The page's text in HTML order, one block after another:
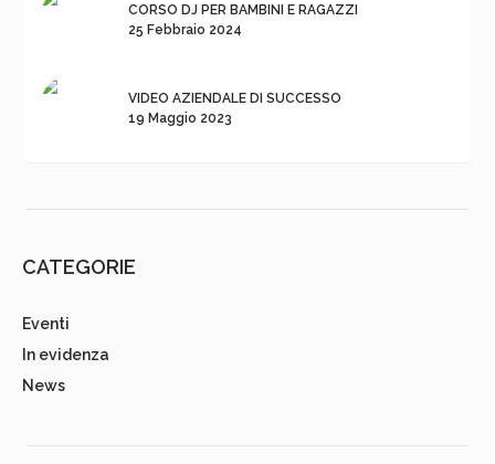
CORSO DJ PER BAMBINI E RAGAZZI
25 Febbraio 2024
VIDEO AZIENDALE DI SUCCESSO
19 Maggio 2023
CATEGORIE
Eventi
In evidenza
News